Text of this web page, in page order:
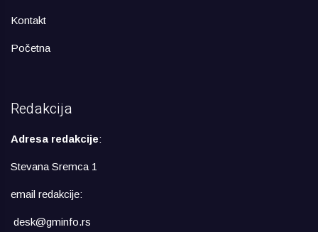
Kontakt
Početna
Redakcija
Adresa redakcije:
Stevana Sremca 1
email redakcije:
desk@gminfo.rs